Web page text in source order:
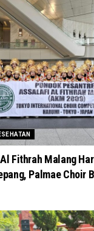
Fithrah Malang
Palmae Choir